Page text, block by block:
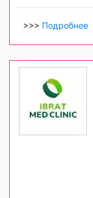
>>> Подробнее